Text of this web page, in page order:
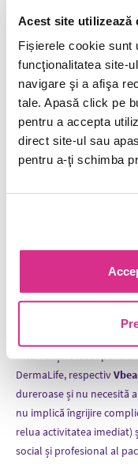
Acest site utilizează
Fișierele cookie sunt
funcţionalitatea site-
navigare şi a afişa
tale. Apasă click pe
pentru a accepta
direct site-ul sau
pentru a-ţi schimba
leziunile
Abordarea completă și
și instituirea metodelor
recomandarea de
personalizate.
De asemenea, pacientul
regim alimentar corect
factorilor trigger.
Tratamentul laser în
corectarea simultană a
(prin stimularea sintezei
numărului de leziuni
pielii, cu ameliorarea
Intervențiile laser pentru
DermaLife, respectiv
dureroase și nu necesită
nu implică îngrijire
relua activitatea imediat)
social și profesional al